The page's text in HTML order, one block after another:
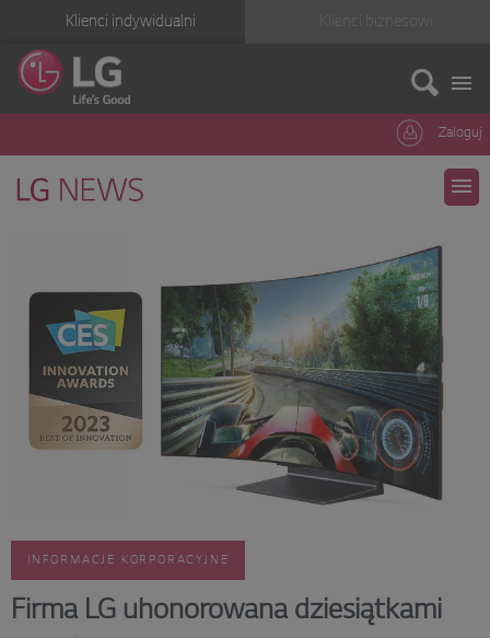
Klienci indywidualni
Zaloguj
INFORMACJE KORPORACYJNE
Firma LG uhonorowana dziesiątkami